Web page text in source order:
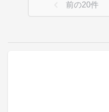
前の20件